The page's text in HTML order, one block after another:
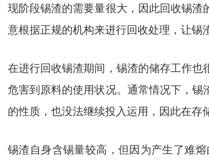
现阶段锡渣的需要量很大，因此回收锡
意根据正规的机构来进行回收处理，让锡
在进行回收锡渣期间，锡渣的储存工作
危害到原料的使用状况。通常情况下，
的性质，也没法继续投入运用，因此在存
锡渣自身含锡量较高，但因为产生了难